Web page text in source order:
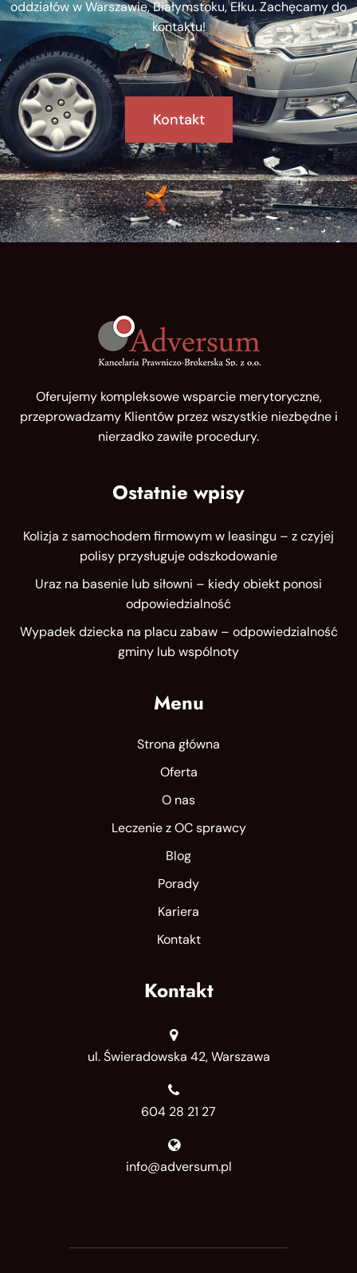
oddziałów w Warszawie, Białymstoku, Ełku. Zachęcamy do
kontaktu!
Kontakt
Oferujemy kompleksowe wsparcie merytoryczne,
przeprowadzamy Klientów przez wszystkie niezbędne i
nierzadko zawiłe procedury.
Ostatnie wpisy
Kolizja z samochodem firmowym w leasingu – z czyjej
polisy przysługuje odszkodowanie
Uraz na basenie lub siłowni – kiedy obiekt ponosi
odpowiedzialność
Wypadek dziecka na placu zabaw – odpowiedzialność
gminy lub wspólnoty
Menu
Strona główna
Oferta
O nas
Leczenie z OC sprawcy
Blog
Porady
Kariera
Kontakt
Kontakt
ul. Świeradowska 42, Warszawa
604 28 21 27
info@adversum.pl